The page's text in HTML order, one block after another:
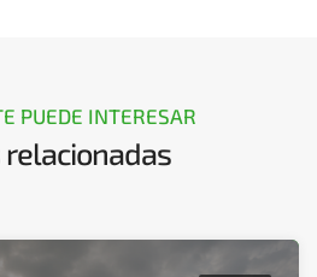
PUEDE INTERESAR
relacionadas